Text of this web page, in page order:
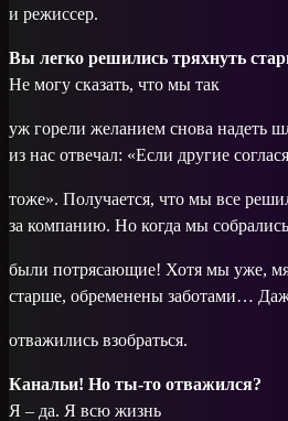
и режиссер.
Вы легко решились тряхнуть
Не могу сказать, что мы так
уж горели желанием снова
из нас отвечал: «Если другие
тоже». Получается, что мы все
за компанию. Но когда мы
были потрясающие! Хотя мы уже,
старше, обременены заботами…
отважились взобраться.
Канальи! Но ты-то отважился?
Я – да. Я всю жизнь